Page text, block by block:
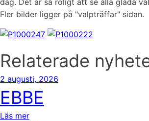
dag. Det är så roligt att se alla glada
Fler bilder ligger på "valpträffar" sidan.
Relaterade
2 augusti, 2026
EBBE
Läs mer